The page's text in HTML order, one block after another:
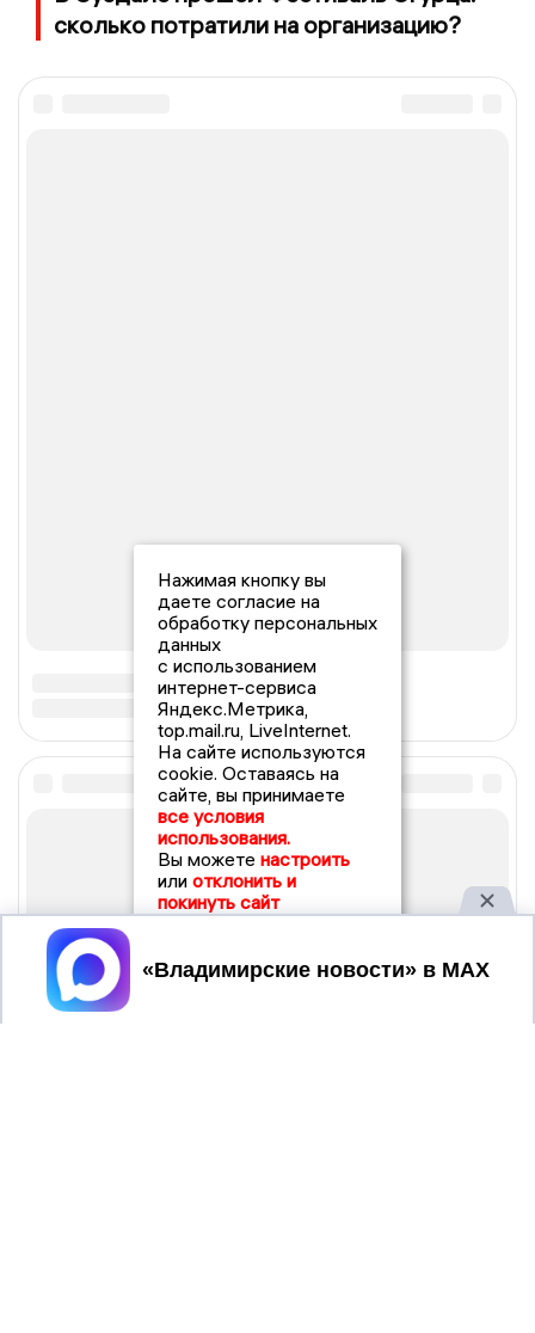
сколько потратили на организацию?
Нажимая кнопку вы
даете согласие на
обработку персональных
данных
с использованием
интернет-сервиса
Яндекс.Метрика,
top.mail.ru, LiveInternet.
На сайте используются
cookie. Оставаясь на
сайте, вы принимаете
все условия
использования.
Вы можете настроить
или отклонить и
покинуть сайт
Принять